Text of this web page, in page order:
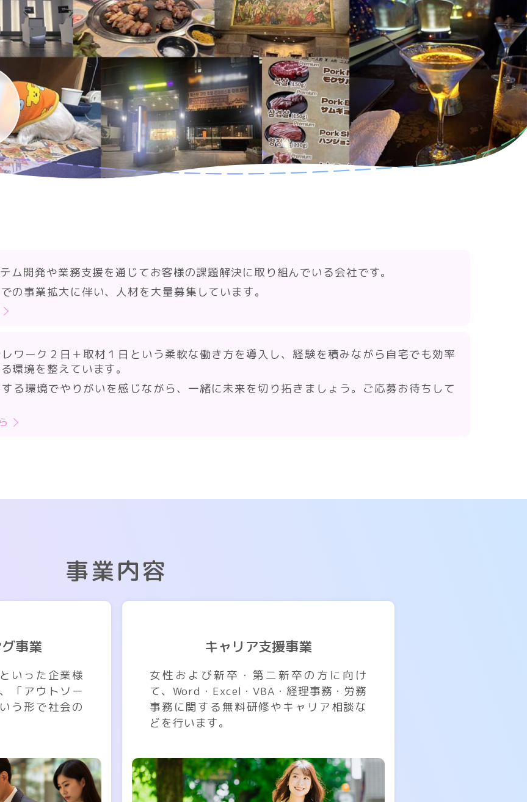
ム開発や業務支援を通じてお客様の課題解決に取り組んでいる会社です。
の事業拡大に伴い、人材を大量募集しています。
ワーク２日＋取材１日という柔軟な働き方を導入し、経験を積みながら自宅でも効率
環境を整えています。
る環境でやりがいを感じながら、一緒に未来を切り拓きましょう。ご応募お待ちして
事業内容
事業
いった企業様
「アウトソー
う形で社会の
キャリア支援事業
女性および新卒・第二新卒の方に向け
て、Word・Excel・VBA・経理事務・労務
事務に関する無料研修やキャリア相談な
どを行います。